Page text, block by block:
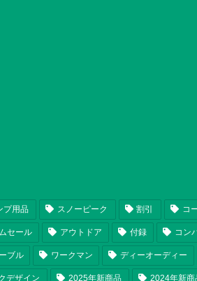
プ用品 スノーピーク 割引 コ
セール アウトドア 付録 コン
ブル ワークマン ディーオーディー
デザイン 2025年新商品 2024年新商